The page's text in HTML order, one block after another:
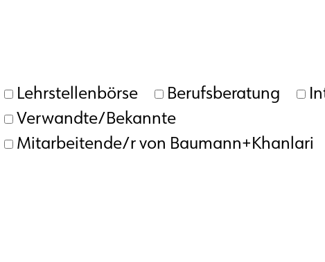
Lehrstellenbörse Berufsberatung
Verwandte/Bekannte
Mitarbeitende/r von Baumann+Khanlari